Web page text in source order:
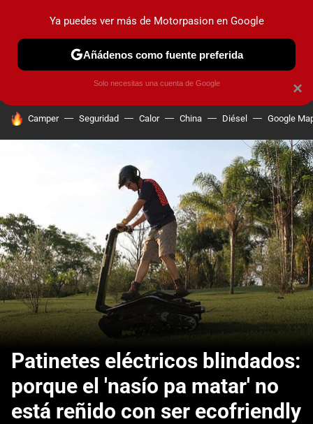
PRUEBAS COCHES ELÉCTRICOS OBSERVATORIO
HOY SE HABLA DE
Camper Seguridad Calor China Diésel Google
Patinetes eléctricos blindados:
porque el 'nasío pa matar' no
está reñido con ser ecofriendly
×
Ya puedes ver más de Motorpasion en Google
Añádenos como fuente preferida
Solo necesitas una cuenta de Google